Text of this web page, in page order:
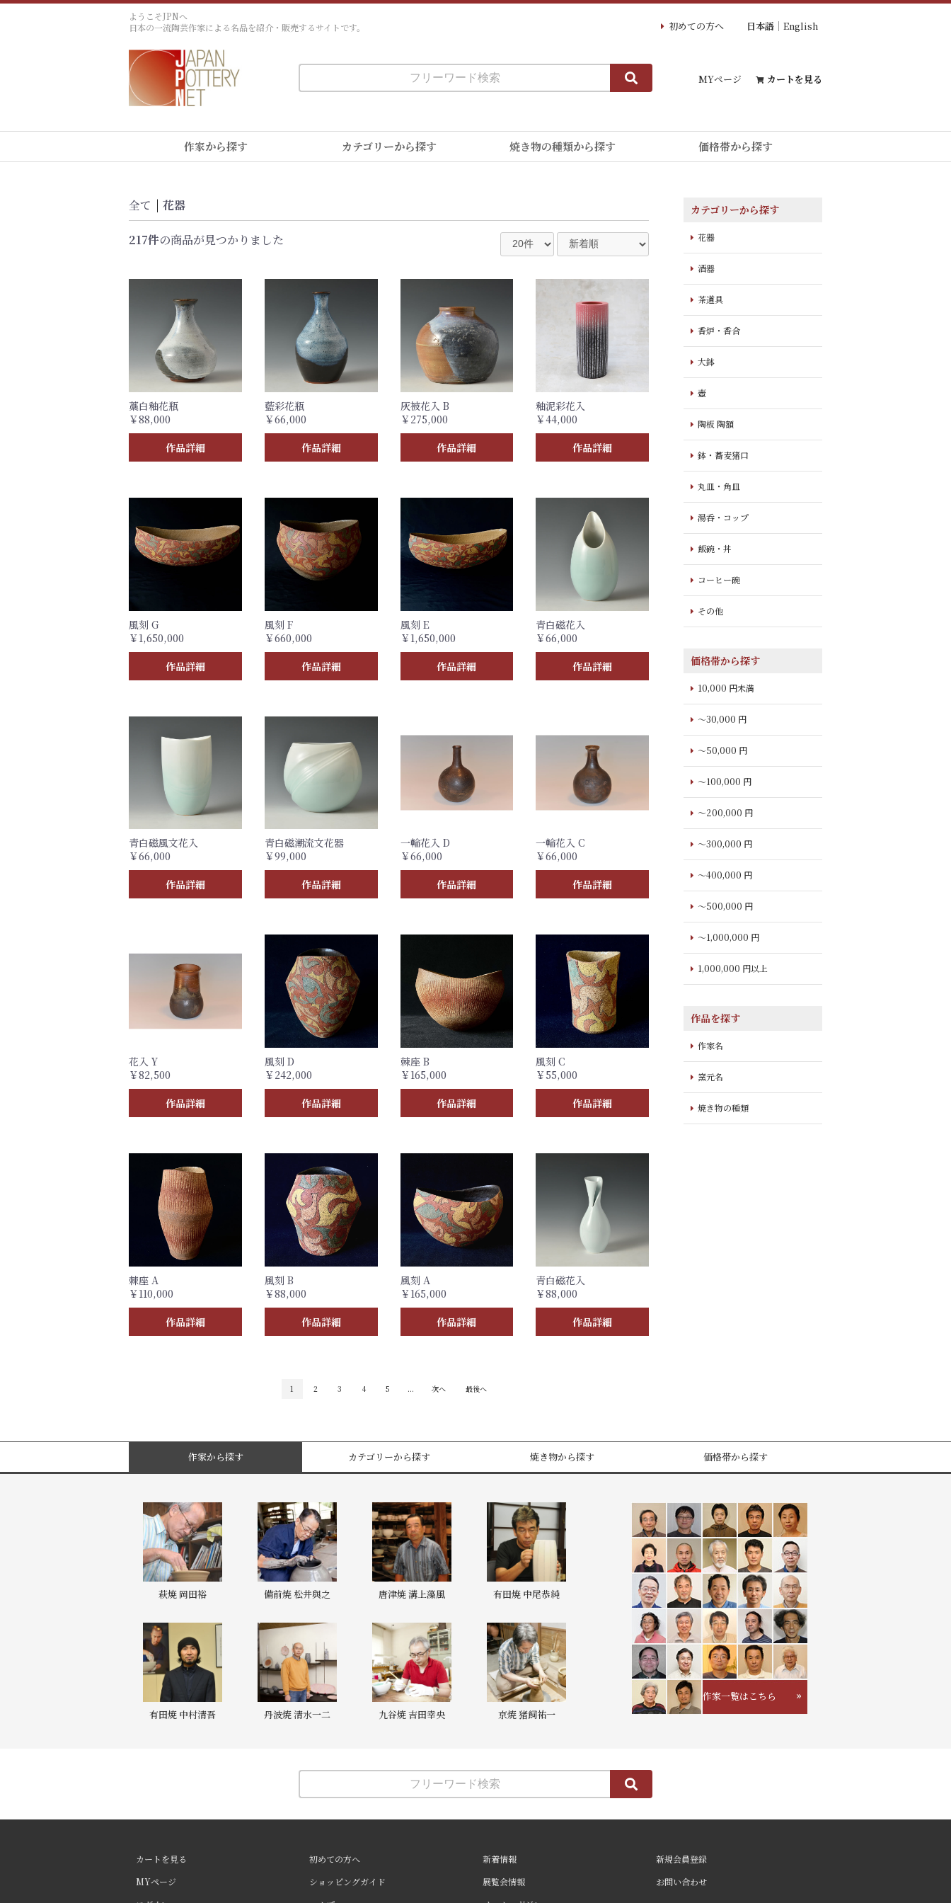
ようこそJPNへ
日本の一流陶芸作家による名品を紹介・販売するサイトです。
初めての方へ 日本語 English
MYページ カートを見る
作家から探す カテゴリーから探す 焼き物の種類から探す 価格帯から探す
全て | 花器
217件の商品が見つかりました
藁白釉花瓶
￥88,000
作品詳細
藍彩花瓶
￥66,000
作品詳細
灰被花入 B
￥275,000
作品詳細
釉泥彩花入
￥44,000
作品詳細
風刻 G
￥1,650,000
作品詳細
風刻 F
￥660,000
作品詳細
風刻 E
￥1,650,000
作品詳細
青白磁花入
￥66,000
作品詳細
青白磁風文花入
￥66,000
作品詳細
青白磁潮流文花器
￥99,000
作品詳細
一輪花入 D
￥66,000
作品詳細
一輪花入 C
￥66,000
作品詳細
花入 Y
￥82,500
作品詳細
風刻 D
￥242,000
作品詳細
棘座 B
￥165,000
作品詳細
風刻 C
￥55,000
作品詳細
棘座 A
￥110,000
作品詳細
風刻 B
￥88,000
作品詳細
風刻 A
￥165,000
作品詳細
青白磁花入
￥88,000
作品詳細
1 2 3 4 5 ... 次へ 最後へ
カテゴリーから探す
花器
酒器
茶道具
香炉・香合
大鉢
壺
陶板 陶額
鉢・蕎麦猪口
丸皿・角皿
湯呑・コップ
飯碗・丼
コーヒー碗
その他
価格帯から探す
10,000 円未満
～30,000 円
～50,000 円
～100,000 円
～200,000 円
～300,000 円
～400,000 円
～500,000 円
～1,000,000 円
1,000,000 円以上
作品を探す
作家名
窯元名
焼き物の種類
作家から探す カテゴリーから探す 焼き物から探す 価格帯から探す
萩焼 岡田裕 備前焼 松井與之 唐津焼 溝上藻風 有田焼 中尾恭純
有田焼 中村清吾 丹波焼 清水一二 九谷焼 吉田幸央 京焼 猪飼祐一
作家一覧はこちら
カートを見る
MYページ
初めての方へ
ショッピングガイド
新着情報
展覧会情報
新規会員登録
お問い合わせ